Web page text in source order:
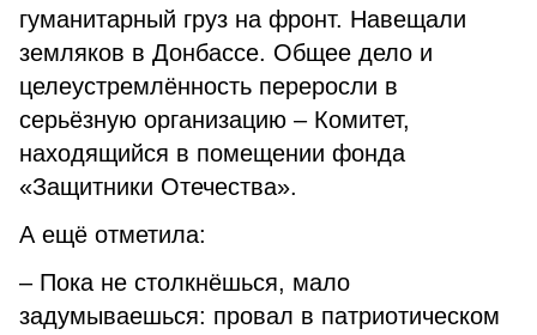
гуманитарный груз на фронт. Навещали
земляков в Донбассе. Общее дело и
целеустремлённость переросли в
серьёзную организацию – Комитет,
находящийся в помещении фонда
«Защитники Отечества».
А ещё отметила:
– Пока не столкнёшься, мало
задумываешься: провал в патриотическом